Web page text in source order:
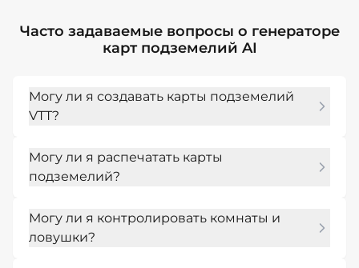
Часто задаваемые вопросы о генераторе
карт подземелий AI
Могу ли я создавать карты подземелий
VTT?
сеткой и укажите необходимый масштаб
столкновения.
Могу ли я распечатать карты
подземелий?
черно-белый или высококонтрастный
макет карты для печати.
Могу ли я контролировать комнаты и
ловушки?